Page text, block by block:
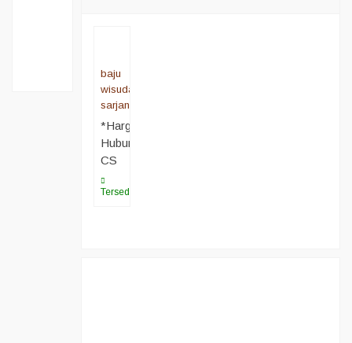
baju
wisuda
sarjana
*Harga
Hubungi
CS
Tersedia